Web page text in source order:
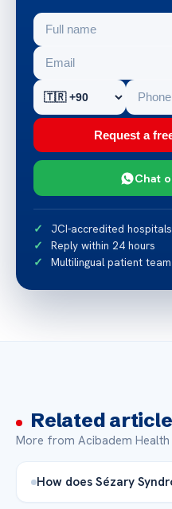
Request a
Chat
JCI-accredited hospitals
Reply within 24 hours
Multilingual patient team
Related
More from Acibadem Health
How does Sézary